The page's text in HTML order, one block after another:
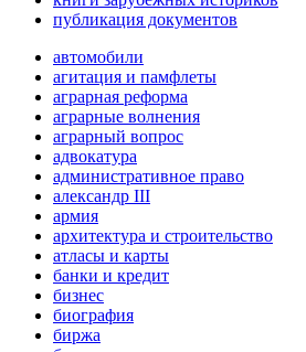
публикация документов
автомобили
агитация и памфлеты
аграрная реформа
аграрные волнения
аграрный вопрос
адвокатура
административное право
александр III
армия
архитектура и строительство
атласы и карты
банки и кредит
бизнес
биография
биржа